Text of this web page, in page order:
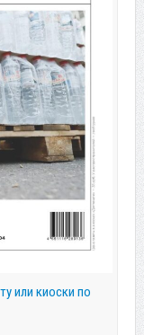
или киоски по